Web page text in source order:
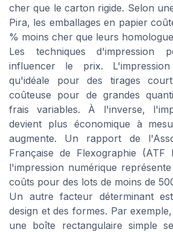
cher que le carton rigide. Selon
Pira, les emballages en papier
% moins cher que leurs
Les techniques d'impression
influencer le prix.
qu'idéale pour des tirages
coûteuse pour de grandes
frais variables. À l'inverse,
devient plus économique à
augmente. Un rapport de
Française de Flexographie (ATF
l'impression numérique
coûts pour des lots de moins de
Un autre facteur déterminant
design et des formes. Par
une boîte rectangulaire simple